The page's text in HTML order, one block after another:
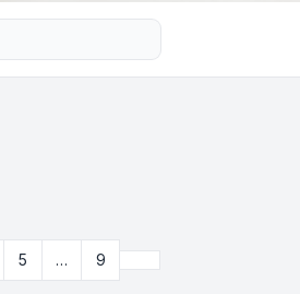
5 … 9